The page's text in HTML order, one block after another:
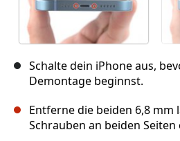
Schalte dein iPhone aus,
Demontage beginnst.
Entferne die beiden 6,8 mm
Schrauben an beiden Seiten